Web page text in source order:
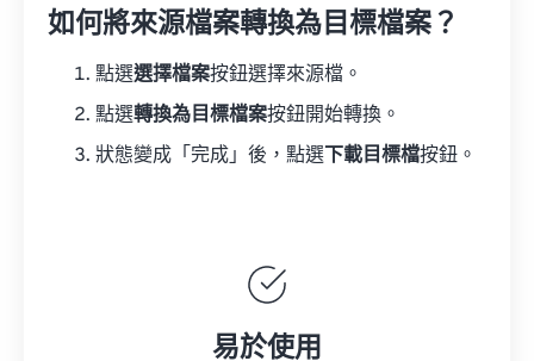
如何將來源檔案轉換為目標檔案？
點選選擇檔案按鈕選擇來源檔。
點選轉換為目標檔案按鈕開始轉換。
狀態變成「完成」後，點選 下載目標檔按鈕。
易於使用